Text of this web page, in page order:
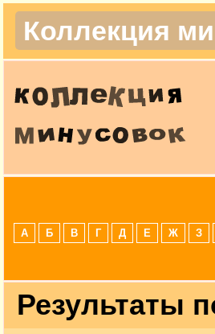
Коллекция
А Б В Г Д Е Ж З
Результаты